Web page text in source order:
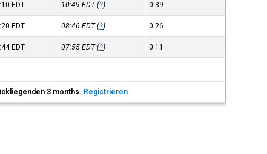
EDT 10:49EDT(?) 0:39
EDT 08:46EDT(?) 0:26
EDT 07:55EDT(?) 0:11
3 months. Registrieren